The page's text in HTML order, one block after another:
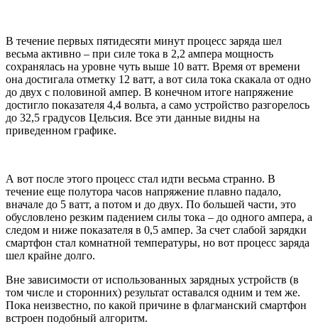
В течение первых пятидесяти минут процесс заряда шел
весьма активно – при силе тока в 2,2 ампера мощность
сохранялась на уровне чуть выше 10 ватт. Время от времени
она достигала отметку 12 ватт, а вот сила тока скакала от одно
до двух с половиной ампер. В конечном итоге напряжение
достигло показателя 4,4 вольта, а само устройство разгорелось
до 32,5 градусов Цельсия. Все эти данные видны на
приведенном графике.
А вот после этого процесс стал идти весьма странно. В
течение еще полутора часов напряжение плавно падало,
вначале до 5 ватт, а потом и до двух. По большей части, это
обусловлено резким падением силы тока – до одного ампера, а
следом и ниже показателя в 0,5 ампер. За счет слабой зарядки
смартфон стал комнатной температуры, но вот процесс заряда
шел крайне долго.
Вне зависимости от использованных зарядных устройств (в
том числе и сторонних) результат оставался одним и тем же.
Пока неизвестно, по какой причине в флагманский смартфон
встроен подобный алгоритм.